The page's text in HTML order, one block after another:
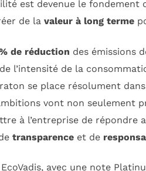
est devenue le fondement
de la valeur à long terme
de réduction des émissions
l’intensité de la
se place résolument
vont non seulement
à l’entreprise de répondre
transparence et de
avec une note